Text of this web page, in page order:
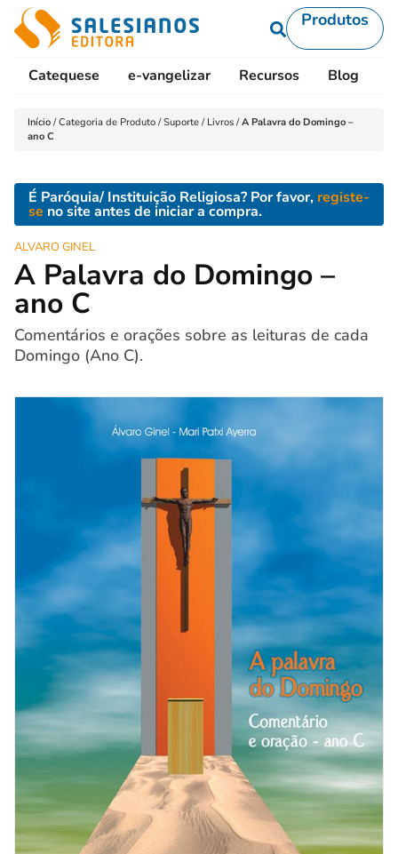
Produtos
Catequese e-vangelizar Recursos Blog
Início /Categoria de Produto /Suporte / Livros /A Palavra do Domingo –
ano C
É Paróquia/ Instituição Religiosa? Por favor, registe-
se no site antes de iniciar a compra.
ALVARO GINEL
A Palavra do Domingo –
ano C
Comentários e orações sobre as leituras de cada
Domingo (Ano C).